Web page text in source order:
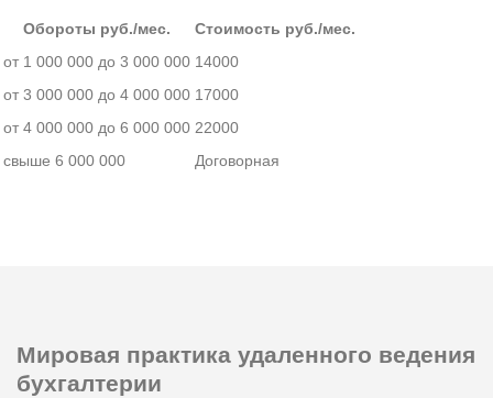
Обороты руб./мес.
Стоимость руб./мес.
от 1 000 000 до 3 000 000 14000
от 3 000 000 до 4 000 000 17000
от 4 000 000 до 6 000 000 22000
свыше 6 000 000
Договорная
Мировая практика удаленного ведения
бухгалтерии